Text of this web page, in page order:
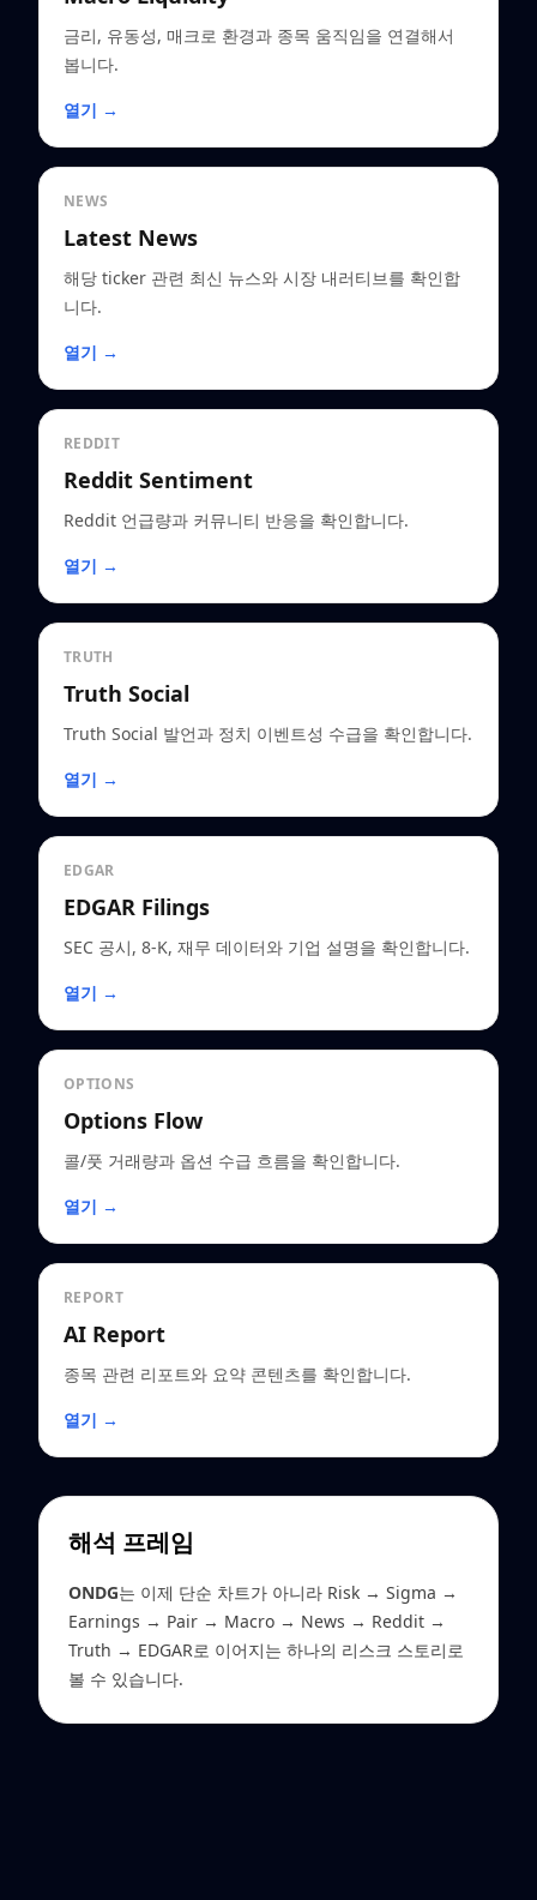
금리, 유동성, 매크로 환경과 종목 움직임을 연결해서
봅니다.
열기 →
NEWS
Latest News
해당 ticker 관련 최신 뉴스와 시장 내러티브를 확인합
니다.
열기 →
REDDIT
Reddit Sentiment
Reddit 언급량과 커뮤니티 반응을 확인합니다.
열기 →
TRUTH
Truth Social
Truth Social 발언과 정치 이벤트성 수급을 확인합니다.
열기 →
EDGAR
EDGAR Filings
SEC 공시, 8-K, 재무 데이터와 기업 설명을 확인합니다.
열기 →
OPTIONS
Options Flow
콜/풋 거래량과 옵션 수급 흐름을 확인합니다.
열기 →
REPORT
AI Report
종목 관련 리포트와 요약 콘텐츠를 확인합니다.
열기 →
해석 프레임
ONDG는 이제 단순 차트가 아니라 Risk → Sigma →
Earnings → Pair → Macro → News → Reddit →
Truth → EDGAR로 이어지는 하나의 리스크 스토리로
볼 수 있습니다.